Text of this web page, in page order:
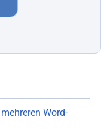
Word-